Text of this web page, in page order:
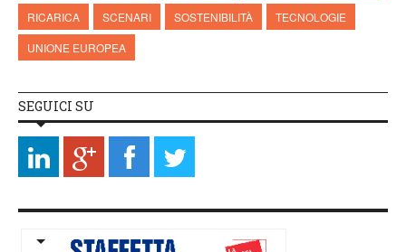
RICARICA
SCENARI SOSTENIBILITÀ
TECNOLOGIE
UNIONE EUROPEA
SEGUICI SU